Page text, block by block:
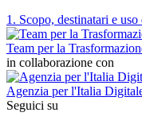
1. Scopo, destinatari e
Team per la
in collaborazione con
Agenzia per l'Italia
Seguici su